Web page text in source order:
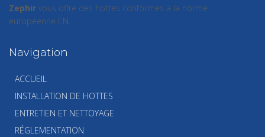
Zephir vous offre des hottes conformes à la norme
européenne EN.
Navigation
ACCUEIL
INSTALLATION DE HOTTES
ENTRETIEN ET NETTOYAGE
RÉGLEMENTATION